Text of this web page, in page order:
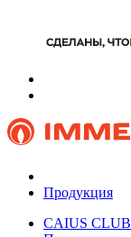
Продукция
CAIUS CLUB